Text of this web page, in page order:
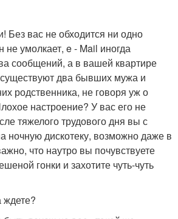
Без вас не обходится ни одно
умолкает, e - Mail иногда
сообщений, а в вашей квартире
два бывших мужа и
родственника, не говоря уж о
настроение? У вас его не
тяжелого трудового дня вы с
ночную дискотеку, возможно даже в
что наутро вы почувствуете
гонки и захотите чуть-чуть
ждете?